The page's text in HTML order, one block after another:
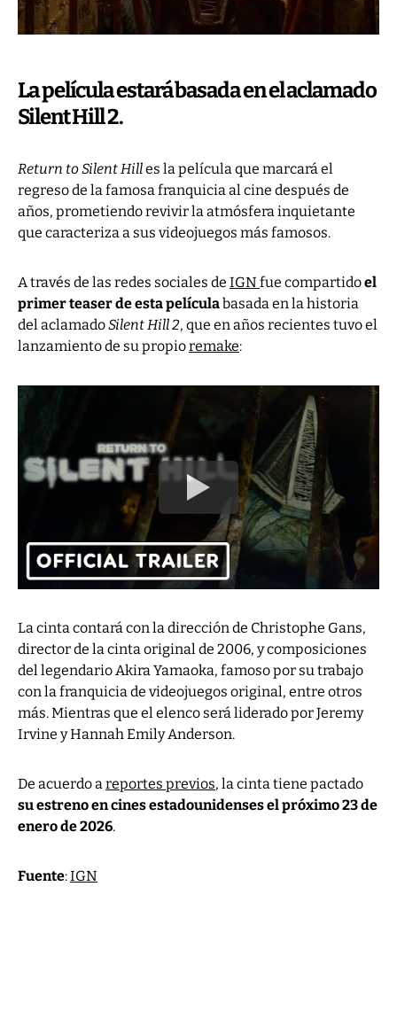
La película estará basada en el aclamado
Silent Hill 2.
Return to Silent Hilles la película que marcará el
regreso de la famosa franquicia al cine después de
años, prometiendo revivir la atmósfera inquietante
que caracteriza a sus videojuegos más famosos.
A través de las redes sociales de IGN fue compartidoel
primer teaser de esta películabasada en la historia
del aclamadoSilent Hill 2, que en años recientes tuvo el
lanzamiento de su propioremake:
La cinta contará con la dirección de Christophe Gans,
director de la cinta original de 2006, y composiciones
del legendario Akira Yamaoka, famoso por su trabajo
con la franquicia de videojuegos original, entre otros
más. Mientras que el elenco será liderado por Jeremy
Irvine y Hannah Emily Anderson.
De acuerdo areportes previos, la cinta tiene pactado
su estreno en cines estadounidenses el próximo 23 de
enero de 2026.
Fuente:IGN